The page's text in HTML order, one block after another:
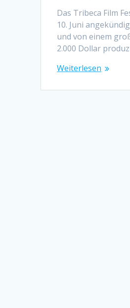
Das Tribeca Film
10. Juni
und von einem
2.000 Dollar
Weiterlesen